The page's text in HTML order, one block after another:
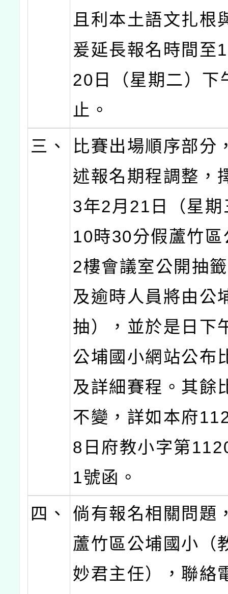
且利本土語文扎根
爰延長報名時間至
20日（星期二）下
止。
三、
比賽出場順序部分
述報名期程調整，
3年2月21日（星期
10時30分假蘆竹
2樓會議室公開抽
及逾時人員將由公
抽），並於是日下
公埔國小網站公布
及詳細賽程。其餘
不變，詳如本府
8日府教小字第
1號函。
四、
倘有報名相關問題
蘆竹區公埔國小（
妙君主任），聯絡